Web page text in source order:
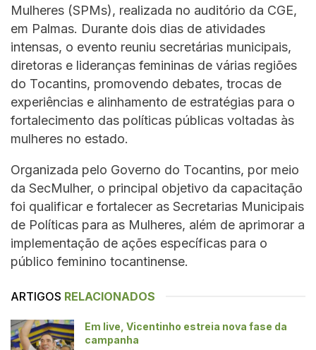
Mulheres (SPMs), realizada no auditório da CGE,
em Palmas. Durante dois dias de atividades
intensas, o evento reuniu secretárias municipais,
diretoras e lideranças femininas de várias regiões
do Tocantins, promovendo debates, trocas de
experiências e alinhamento de estratégias para o
fortalecimento das políticas públicas voltadas às
mulheres no estado.
Organizada pelo Governo do Tocantins, por meio
da SecMulher, o principal objetivo da capacitação
foi qualificar e fortalecer as Secretarias Municipais
de Políticas para as Mulheres, além de aprimorar a
implementação de ações específicas para o
público feminino tocantinense.
ARTIGOS RELACIONADOS
Em live, Vicentinho estreia nova fase da
campanha